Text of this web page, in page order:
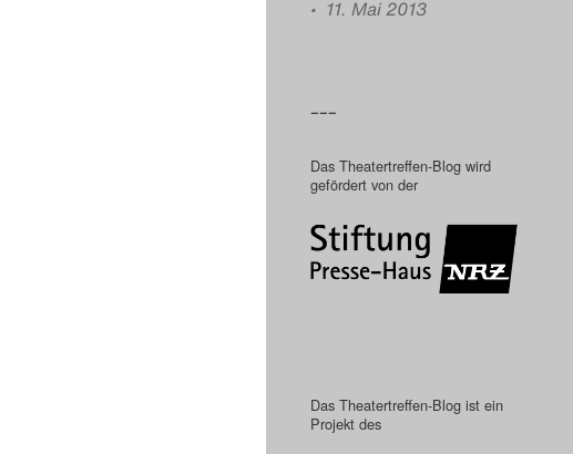
• 11. Mai 2013
–––
Das Theatertreffen-Blog wird
gefördert von der
Das Theatertreffen-Blog ist ein
Projekt des